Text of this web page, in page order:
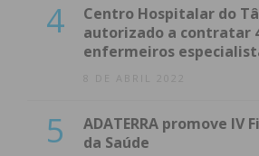
4
Centro Hospitalar do
autorizado a contratar
enfermeiros
8 DE ABRIL 2022
5
ADATERRA promove IV
da Saúde